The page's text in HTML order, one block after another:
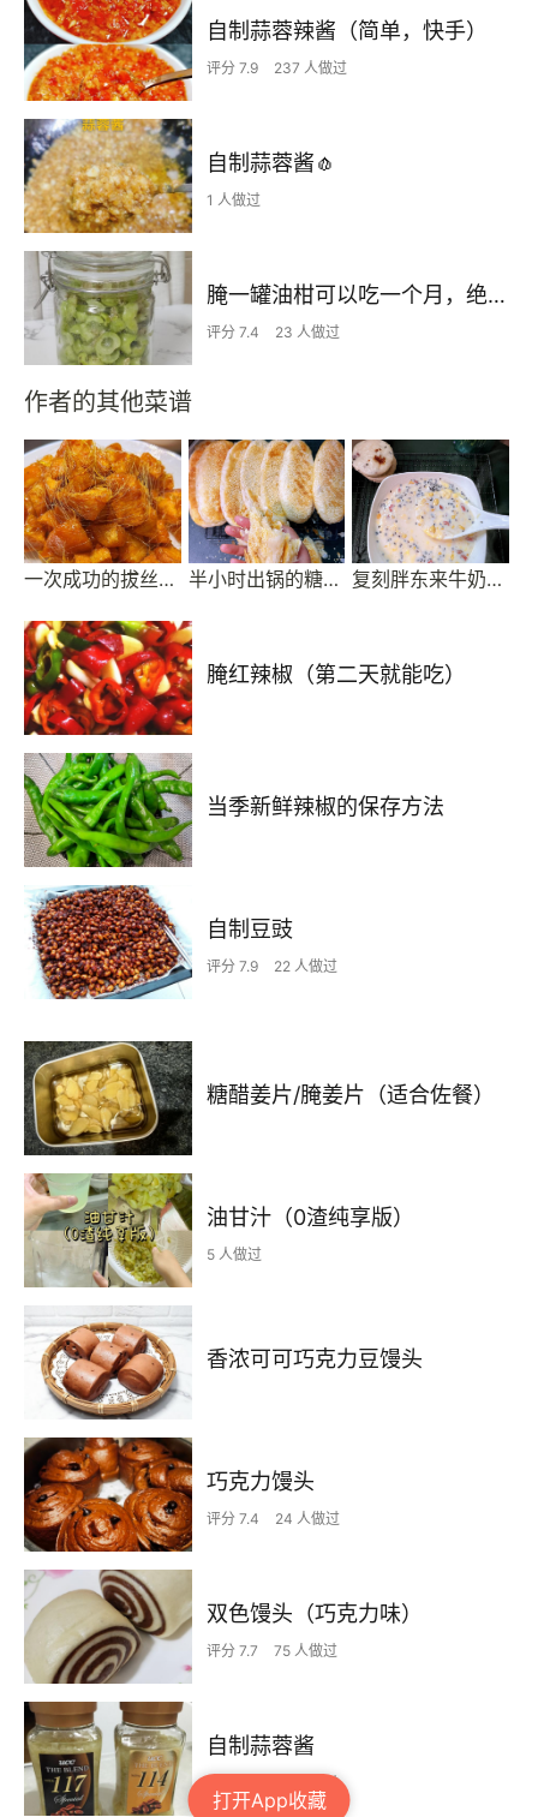
打开App收藏
自制蒜蓉辣酱（简单，快手）
评分 7.9 237 人做过
自制蒜蓉酱🧄
1 人做过
腌一罐油柑可以吃一个月，绝了绝了
评分 7.4 23 人做过
作者的其他菜谱
一次成功的拔丝红薯（附炒糖细节、拉丝视频） 半小时出锅的糖酥烧饼 复刻胖东来牛奶鸡蛋醪糟
腌红辣椒（第二天就能吃）
当季新鲜辣椒的保存方法
自制豆豉
评分 7.9 22 人做过
糖醋姜片/腌姜片（适合佐餐）
油甘汁（0渣纯享版）
5 人做过
香浓可可巧克力豆馒头
巧克力馒头
评分 7.4 24 人做过
双色馒头（巧克力味）
评分 7.7 75 人做过
自制蒜蓉酱
68 人做过